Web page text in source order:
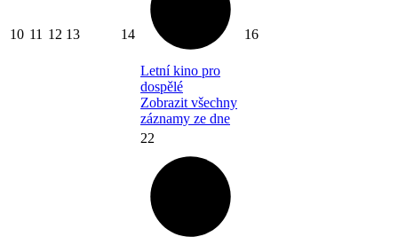
10 11 12 13 14
Letní kino pro
dospělé
Zobrazit všechny
záznamy ze dne
16
22